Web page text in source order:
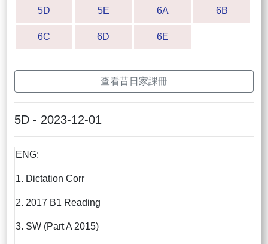
5D 5E 6A 6B
6C 6D 6E
查看昔日家課冊
5D - 2023-12-01
ENG:
1. Dictation Corr
2. 2017 B1 Reading
3. SW (Part A 2015)